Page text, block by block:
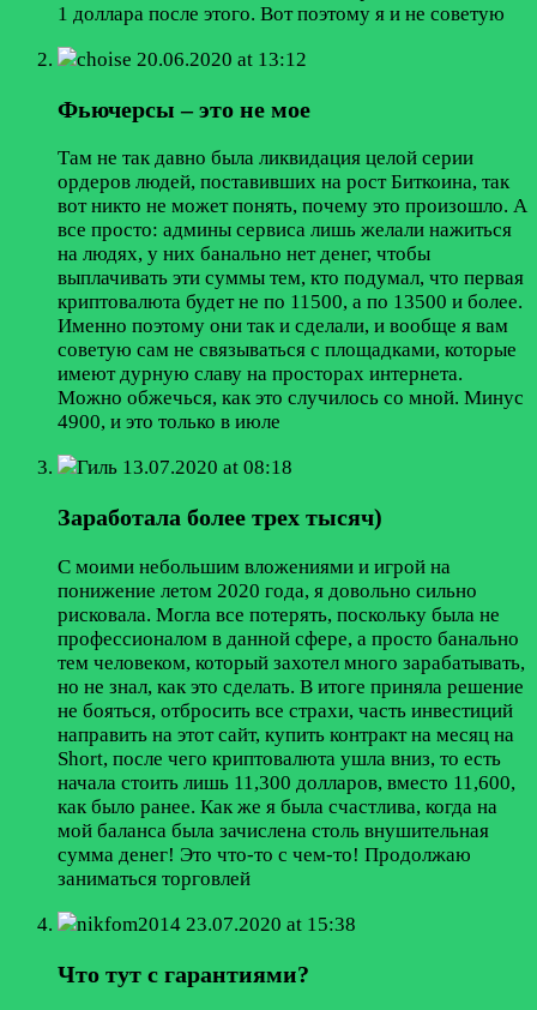
1 доллара после этого. Вот поэтому я и не советую
choise 20.06.2020 at 13:12
Фьючерсы – это не мое
Там не так давно была ликвидация целой серии
ордеров людей, поставивших на рост Биткоина, так
вот никто не может понять, почему это произошло. А
все просто: админы сервиса лишь желали нажиться
на людях, у них банально нет денег, чтобы
выплачивать эти суммы тем, кто подумал, что первая
криптовалюта будет не по 11500, а по 13500 и более.
Именно поэтому они так и сделали, и вообще я вам
советую сам не связываться с площадками, которые
имеют дурную славу на просторах интернета.
Можно обжечься, как это случилось со мной. Минус
4900, и это только в июле
Гиль 13.07.2020 at 08:18
Заработала более трех тысяч)
С моими небольшим вложениями и игрой на
понижение летом 2020 года, я довольно сильно
рисковала. Могла все потерять, поскольку была не
профессионалом в данной сфере, а просто банально
тем человеком, который захотел много зарабатывать,
но не знал, как это сделать. В итоге приняла решение
не бояться, отбросить все страхи, часть инвестиций
направить на этот сайт, купить контракт на месяц на
Short, после чего криптовалюта ушла вниз, то есть
начала стоить лишь 11,300 долларов, вместо 11,600,
как было ранее. Как же я была счастлива, когда на
мой баланса была зачислена столь внушительная
сумма денег! Это что-то с чем-то! Продолжаю
заниматься торговлей
nikfom2014 23.07.2020 at 15:38
Что тут с гарантиями?